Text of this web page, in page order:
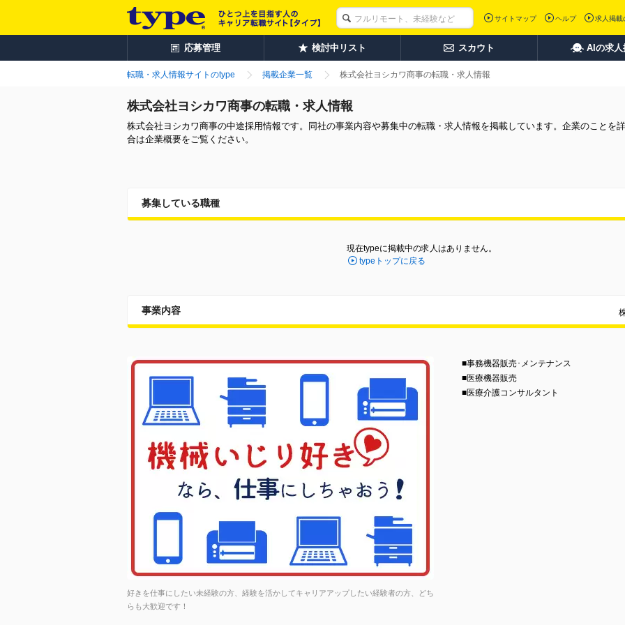
サイトマップ ヘルプ 求人掲載
応募管理 検討中リスト スカウト AIの求人
転職・求人情報サイトのtype 掲載企業一覧 株式会社ヨシカワ商事の転職・求人情報
株式会社ヨシカワ商事の転職・求人情報
株式会社ヨシカワ商事の中途採用情報です。同社の事業内容や募集中の転職・求人情報を掲載しています。企業のことを
合は企業概要をご覧ください。
募集している職種
現在typeに掲載中の求人はありません。
typeトップに戻る
事業内容
好きを仕事にしたい未経験の方、経験を活かしてキャリアアップしたい経験者の方、どち
らも大歓迎です！
■事務機器販売･メンテナンス
■医療機器販売
■医療介護コンサルタント